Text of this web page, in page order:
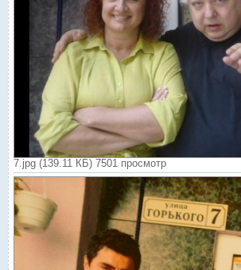
7.jpg (139.11 КБ) 7501 просмотр